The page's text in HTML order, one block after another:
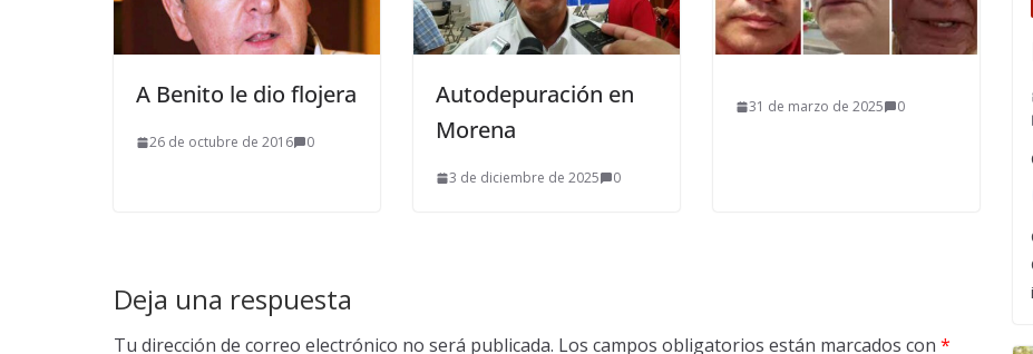
A Benito le dio flojera
26 de octubre de 2016 0
Autodepuración en
Morena
3 de diciembre de 2025 0
31 de marzo de 2025 0
Deja una respuesta
Tu dirección de correo electrónico no será publicada. Los campos obligatorios están marcados con *